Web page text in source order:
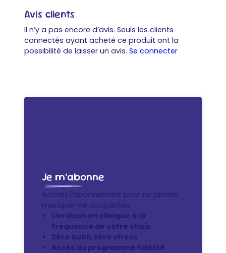
Avis clients
Il n’y a pas encore d’avis. Seuls les clients
connectés ayant acheté ce produit ont la
possibilité de laisser un avis. Se connecter
Je m’abonne
Activez l’abonnement pour ne jamais
manquer de croquettes
Livraison en clinique à la
fréquence de votre choix
Zéro oubli, zéro stress
Accès au programme fidélité